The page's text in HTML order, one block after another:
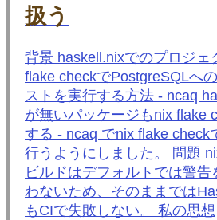
扱う
背景 haskell.nixでのプロジェ
flake checkでPostgreSQLへ
ストを実行する方法 - ncaq
が無いパッケージもnix flake
する - ncaq でnix flake check
行うようにしました。 問題
ビルドはデフォルトでは警告
わないため、そのままでは
もCIで失敗しない。 私の思想